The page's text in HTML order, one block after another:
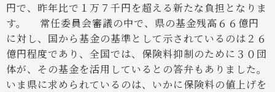
円で、昨年比で１万７千円を超える新たな負担となりま
す。
常任委員会審議の中で、県の基金残高６６億円
に対し、国から基金の基準として示されているのは２６
億円程度であり、全国では、保険料抑制のために３０団
体が、その基金を活用しているとの答弁もありました。
いま県に求められているのは、いかに保険料の値上げを